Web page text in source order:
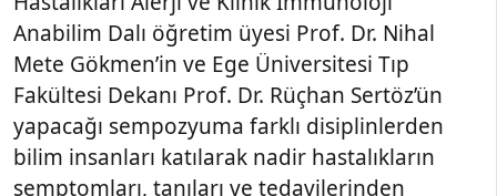
Anabilim Dalı öğretim üyesi Prof. Dr. Nihal
Mete Gökmen’in ve Ege Üniversitesi Tıp
Fakültesi Dekanı Prof. Dr. Rüçhan Sertöz’ün
yapacağı sempozyuma farklı disiplinlerden
bilim insanları katılarak nadir hastalıkların
semptomları, tanıları ve tedavilerinden